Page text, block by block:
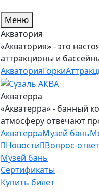
Меню
Акватория
«Акватория» - это
аттракционы и
АкваторияГорки
Акватерра
«Акватерра» - банный
атмосферу отвечают
АкватерраМузей бань
Новости Вопрос-ответ
Музей бань
Сертификаты
Купить билет